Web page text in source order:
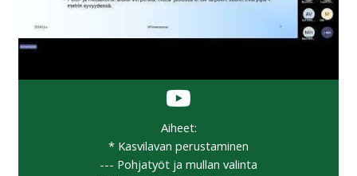
Aiheet:
* Kasvilavan perustaminen
--- Pohjatyöt ja mullan valinta